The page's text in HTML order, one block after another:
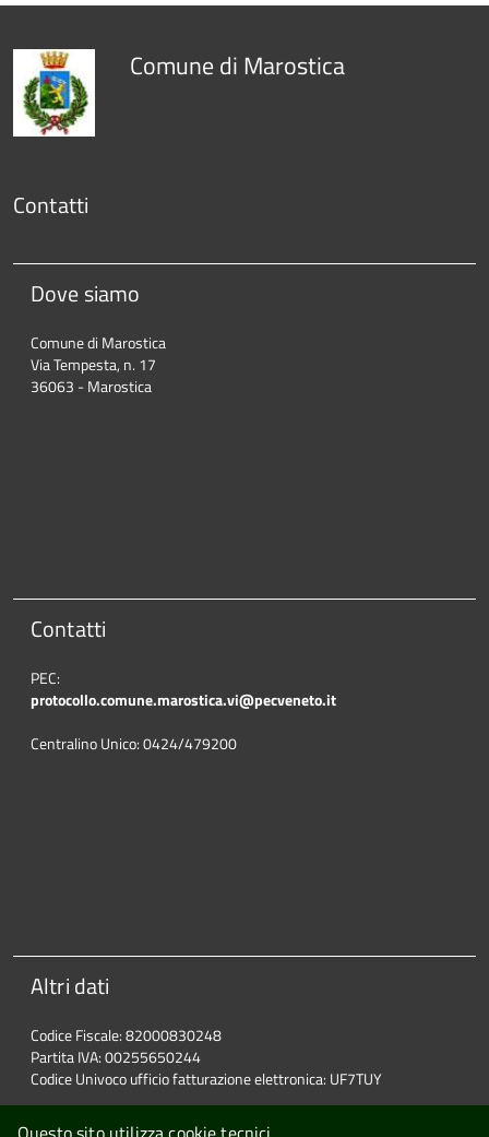
Comune di Marostica
Contatti
Dove siamo
Comune di Marostica
Via Tempesta, n. 17
36063 - Marostica
Contatti
PEC:
protocollo.comune.marostica.vi@pecveneto.it
Centralino Unico: 0424/479200
Altri dati
Codice Fiscale: 82000830248
Partita IVA: 00255650244
Codice Univoco ufficio fatturazione elettronica: UF7TUY